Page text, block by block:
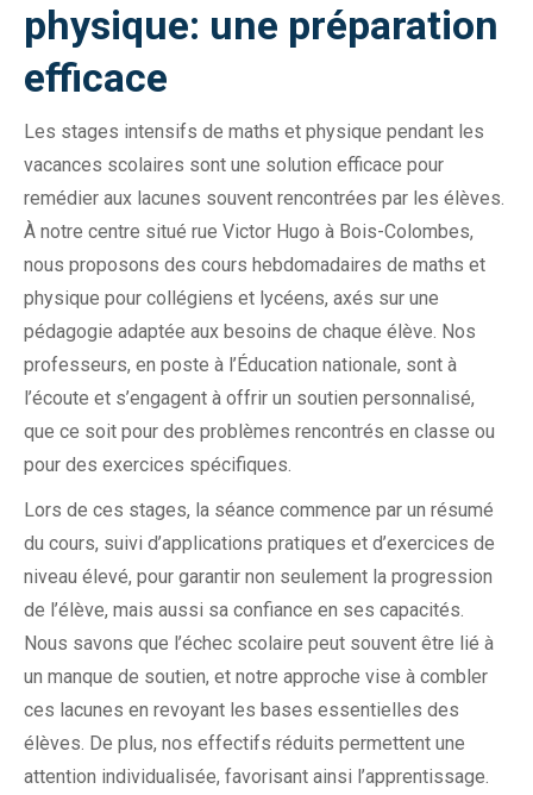
physique: une préparation
efficace
Les stages intensifs de maths et physique pendant les
vacances scolaires sont une solution efficace pour
remédier aux lacunes souvent rencontrées par les élèves.
À notre centre situé rue Victor Hugo à Bois-Colombes,
nous proposons des cours hebdomadaires de maths et
physique pour collégiens et lycéens, axés sur une
pédagogie adaptée aux besoins de chaque élève. Nos
professeurs, en poste à l’Éducation nationale, sont à
l’écoute et s’engagent à offrir un soutien personnalisé,
que ce soit pour des problèmes rencontrés en classe ou
pour des exercices spécifiques.
Lors de ces stages, la séance commence par un résumé
du cours, suivi d’applications pratiques et d’exercices de
niveau élevé, pour garantir non seulement la progression
de l’élève, mais aussi sa confiance en ses capacités.
Nous savons que l’échec scolaire peut souvent être lié à
un manque de soutien, et notre approche vise à combler
ces lacunes en revoyant les bases essentielles des
élèves. De plus, nos effectifs réduits permettent une
attention individualisée, favorisant ainsi l’apprentissage.